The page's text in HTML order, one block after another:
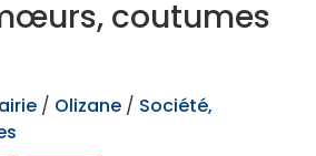
coutumes
/ Olizane / Société,